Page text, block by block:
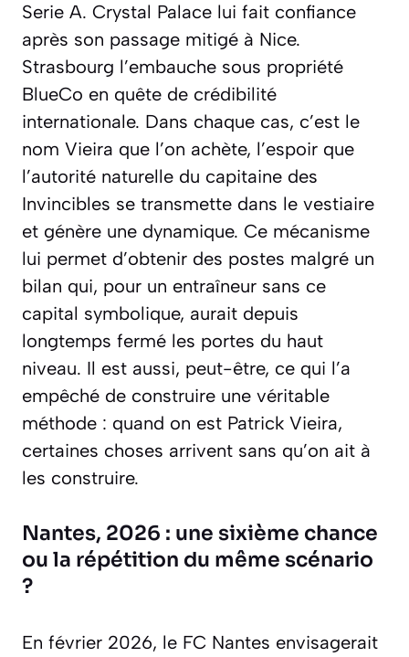
Serie A. Crystal Palace lui fait confiance
après son passage mitigé à Nice.
Strasbourg l’embauche sous propriété
BlueCo en quête de crédibilité
internationale. Dans chaque cas, c’est le
nom Vieira que l’on achète, l’espoir que
l’autorité naturelle du capitaine des
Invincibles se transmette dans le vestiaire
et génère une dynamique. Ce mécanisme
lui permet d’obtenir des postes malgré un
bilan qui, pour un entraîneur sans ce
capital symbolique, aurait depuis
longtemps fermé les portes du haut
niveau. Il est aussi, peut-être, ce qui l’a
empêché de construire une véritable
méthode : quand on est Patrick Vieira,
certaines choses arrivent sans qu’on ait à
les construire.
Nantes, 2026 : une sixième chance
ou la répétition du même scénario
?
En février 2026, le FC Nantes envisagerait